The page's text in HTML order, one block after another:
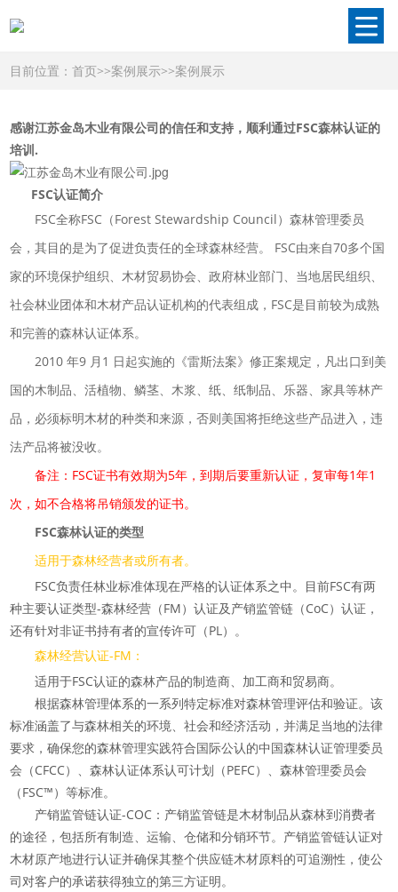
目前位置：首页>>案例展示>>案例展示
感谢江苏金岛木业有限公司的信任和支持，顺利通过FSC森林认证的
培训.
FSC认证简介
FSC全称FSC（Forest Stewardship Council）森林管理委员
会，其目的是为了促进负责任的全球森林经营。 FSC由来自70多个国
家的环境保护组织、木材贸易协会、政府林业部门、当地居民组织、
社会林业团体和木材产品认证机构的代表组成，FSC是目前较为成熟
和完善的森林认证体系。
2010 年9 月1 日起实施的《雷斯法案》修正案规定，凡出口到美
国的木制品、活植物、鳞茎、木浆、纸、纸制品、乐器、家具等林产
品，必须标明木材的种类和来源，否则美国将拒绝这些产品进入，违
法产品将被没收。
备注：FSC证书有效期为5年，到期后要重新认证，复审每1年1
次，如不合格将吊销颁发的证书。
FSC森林认证的类型
适用于森林经营者或所有者。
FSC负责任林业标准体现在严格的认证体系之中。目前FSC有两
种主要认证类型-森林经营（FM）认证及产销监管链（CoC）认证，
还有针对非证书持有者的宣传许可（PL）。
森林经营认证-FM：
适用于FSC认证的森林产品的制造商、加工商和贸易商。
根据森林管理体系的一系列特定标准对森林管理评估和验证。该
标准涵盖了与森林相关的环境、社会和经济活动，并满足当地的法律
要求，确保您的森林管理实践符合国际公认的中国森林认证管理委员
会（CFCC）、森林认证体系认可计划（PEFC）、森林管理委员会
（FSC™）等标准。
产销监管链认证-COC：产销监管链是木材制品从森林到消费者
的途径，包括所有制造、运输、仓储和分销环节。产销监管链认证对
木材原产地进行认证并确保其整个供应链木材原料的可追溯性，使公
司对客户的承诺获得独立的第三方证明。